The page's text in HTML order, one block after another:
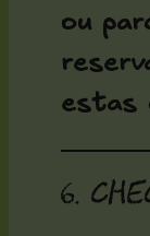
ou
estas
6.